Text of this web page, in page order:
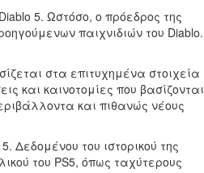
5. Ωστόσο, ο πρόεδρος της
παιχνιδιών του Diablo.
στα επιτυχημένα στοιχεία
και καινοτομίες που βασίζονται
και πιθανώς νέους
Δεδομένου του ιστορικού της
του PS5, όπως ταχύτερους